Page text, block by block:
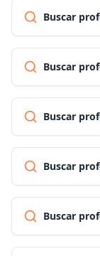
Buscar
Buscar
Buscar
Buscar
Buscar